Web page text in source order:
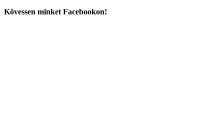
Kövessen minket Facebookon!